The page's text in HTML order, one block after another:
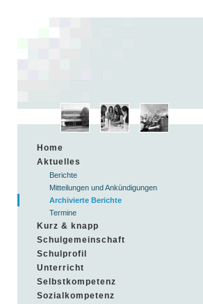
Home
Aktuelles
Berichte
Mitteilungen und Ankündigungen
Archivierte Berichte
Termine
Kurz & knapp
Schulgemeinschaft
Schulprofil
Unterricht
Selbstkompetenz
Sozialkompetenz